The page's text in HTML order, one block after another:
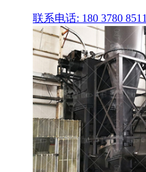
联系电话: 180 3780 8511